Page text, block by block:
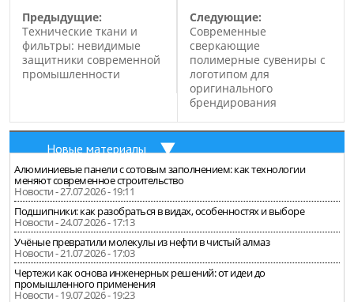
Предыдущие:
Технические ткани и
фильтры: невидимые
защитники современной
промышленности
Следующие:
Современные
сверкающие
полимерные сувениры с
логотипом для
оригинального
брендирования
Новые материалы
Алюминиевые панели с сотовым заполнением: как технологии
меняют современное строительство
Новости - 27.07.2026 - 19:11
Подшипники: как разобраться в видах, особенностях и выборе
Новости - 24.07.2026 - 17:13
Учёные превратили молекулы из нефти в чистый алмаз
Новости - 21.07.2026 - 17:03
Чертежи как основа инженерных решений: от идеи до
промышленного применения
Новости - 19.07.2026 - 19:23